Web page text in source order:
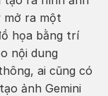
mở ra một
họa bằng trí
nội dung
ai cũng có
ảnh Gemini